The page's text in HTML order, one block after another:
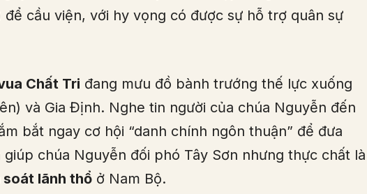
để cầu viện, với hy vọng có được sự hỗ trợ quân sự
Chất Tri đang mưu đồ bành trướng thế lực xuống
và Gia Định. Nghe tin người của chúa Nguyễn đến
bắt ngay cơ hội “danh chính ngôn thuận” để đưa
chúa Nguyễn đối phó Tây Sơn nhưng thực chất là
soát lãnh thổ ở Nam Bộ.